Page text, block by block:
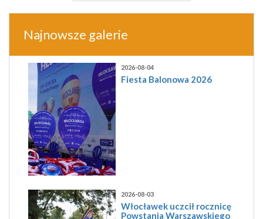
Najnowsze galerie
2026-08-04
Fiesta Balonowa 2026
2026-08-03
Włocławek uczcił rocznicę
Powstania Warszawskiego